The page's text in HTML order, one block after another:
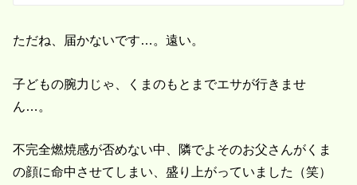
ただね、届かないです…。遠い。
子どもの腕力じゃ、くまのもとまでエサが行きませ
ん…。
不完全燃焼感が否めない中、隣でよそのお父さんがくま
の顔に命中させてしまい、盛り上がっていました（笑）